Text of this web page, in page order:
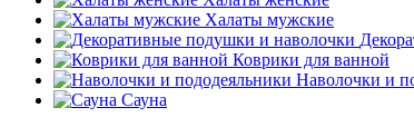
Халаты мужские
Коврики для ванной
Наволочки и
Сауна